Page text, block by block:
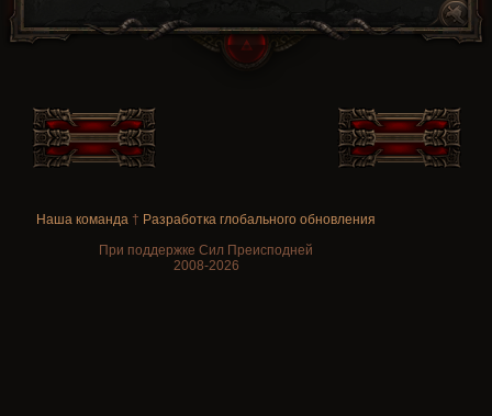
Наша команда † Разработка глобального обновления
При поддержке Сил Преисподней
2008-2026